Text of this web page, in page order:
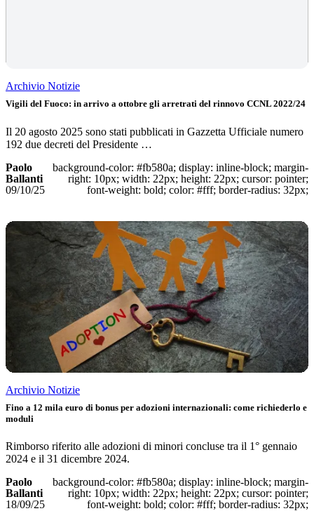
Archivio Notizie
Vigili del Fuoco: in arrivo a ottobre gli arretrati del rinnovo CCNL 2022/24
Il 20 agosto 2025 sono stati pubblicati in Gazzetta Ufficiale numero
192 due decreti del Presidente …
Paolo
Ballanti
09/10/25
background-color: #fb580a; display: inline-block; margin-
right: 10px; width: 22px; height: 22px; cursor: pointer;
font-weight: bold; color: #fff; border-radius: 32px;
Archivio Notizie
Fino a 12 mila euro di bonus per adozioni internazionali: come richiederlo e
moduli
Rimborso riferito alle adozioni di minori concluse tra il 1° gennaio
2024 e il 31 dicembre 2024.
Paolo
Ballanti
18/09/25
background-color: #fb580a; display: inline-block; margin-
right: 10px; width: 22px; height: 22px; cursor: pointer;
font-weight: bold; color: #fff; border-radius: 32px;